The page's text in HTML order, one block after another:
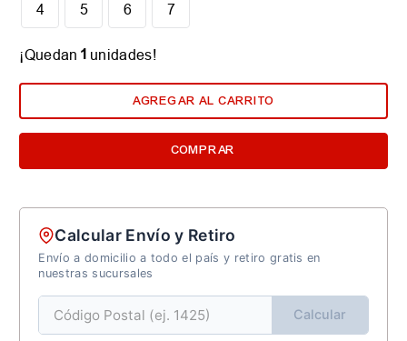
4 5 6 7
¡Quedan 1 unidades!
AGREGAR AL CARRITO
COMPRAR
Calcular Envío y Retiro
Envío a domicilio a todo el país y retiro gratis en
nuestras sucursales
Calcular